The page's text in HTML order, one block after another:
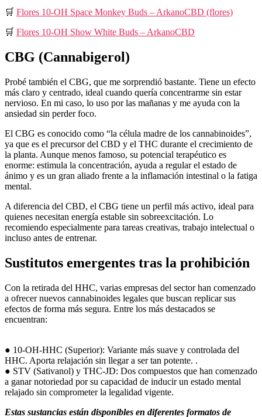
🛒 Flores 10-OH Space Monkey Buds – ArkanoCBD (flores)
🛒 Flores 10-OH Show White Buds – ArkanoCBD
CBG (Cannabigerol)
Probé también el CBG, que me sorprendió bastante. Tiene un efecto
más claro y centrado, ideal cuando quería concentrarme sin estar
nervioso. En mi caso, lo uso por las mañanas y me ayuda con la
ansiedad sin perder foco.
El CBG es conocido como “la célula madre de los cannabinoides”,
ya que es el precursor del CBD y el THC durante el crecimiento de
la planta. Aunque menos famoso, su potencial terapéutico es
enorme: estimula la concentración, ayuda a regular el estado de
ánimo y es un gran aliado frente a la inflamación intestinal o la fatiga
mental.
A diferencia del CBD, el CBG tiene un perfil más activo, ideal para
quienes necesitan energía estable sin sobreexcitación. Lo
recomiendo especialmente para tareas creativas, trabajo intelectual o
incluso antes de entrenar.
Sustitutos emergentes tras la prohibición
Con la retirada del HHC, varias empresas del sector han comenzado
a ofrecer nuevos cannabinoides legales que buscan replicar sus
efectos de forma más segura. Entre los más destacados se
encuentran:
● 10-OH-HHC (Superior): Variante más suave y controlada del
HHC. Aporta relajación sin llegar a ser tan potente. .
● STV (Sativanol) y THC-JD: Dos compuestos que han comenzado
a ganar notoriedad por su capacidad de inducir un estado mental
relajado sin comprometer la legalidad vigente.
Estas sustancias están disponibles en diferentes formatos de